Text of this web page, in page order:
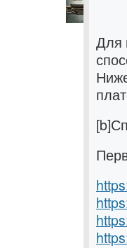
Для